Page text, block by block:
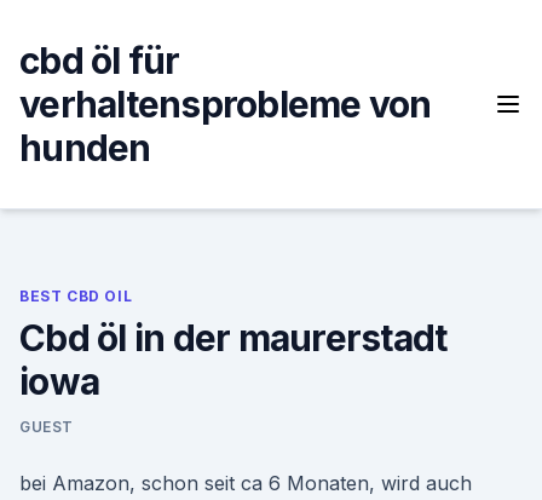
content
cbd öl für
verhaltensprobleme von
hunden
BEST CBD OIL
Cbd öl in der maurerstadt
iowa
GUEST
bei Amazon, schon seit ca 6 Monaten, wird auch